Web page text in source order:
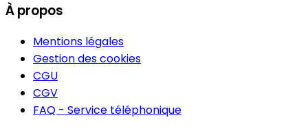
À propos
Mentions légales
Gestion des cookies
CGU
CGV
FAQ - Service téléphonique